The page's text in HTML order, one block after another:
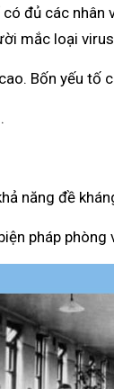
đủ các
mắc loại
Bốn yếu tố
năng đề
pháp phòng